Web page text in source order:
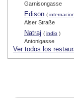
Garnisongasse
Edison (
Alser Straße
Natraj ( indio )
Antonigasse
Ver todos los